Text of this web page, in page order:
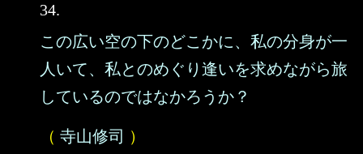
34.
この広い空の下のどこかに、私の分身が一
人いて、私とのめぐり逢いを求めながら旅
しているのではなかろうか？
（ 寺山修司 ）